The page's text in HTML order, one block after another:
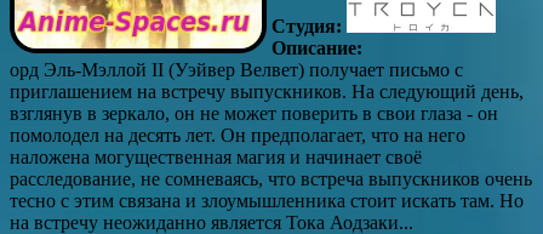
Студия:
Описание:
орд Эль-Мэллой II (Уэйвер Велвет) получает письмо с
приглашением на встречу выпускников. На следующий день,
взглянув в зеркало, он не может поверить в свои глаза - он
помолодел на десять лет. Он предполагает, что на него
наложена могущественная магия и начинает своё
расследование, не сомневаясь, что встреча выпускников очень
тесно с этим связана и злоумышленника стоит искать там. Но
на встречу неожиданно является Тока Аодзаки...